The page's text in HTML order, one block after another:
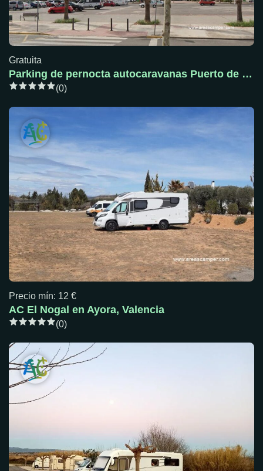
Gratuita
Parking de pernocta autocaravanas Puerto de Sagunto
(0)
Precio mín: 12 €
AC El Nogal en Ayora, Valencia
(0)